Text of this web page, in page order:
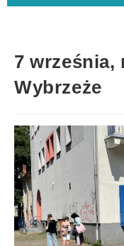
7 września,
Wybrzeże